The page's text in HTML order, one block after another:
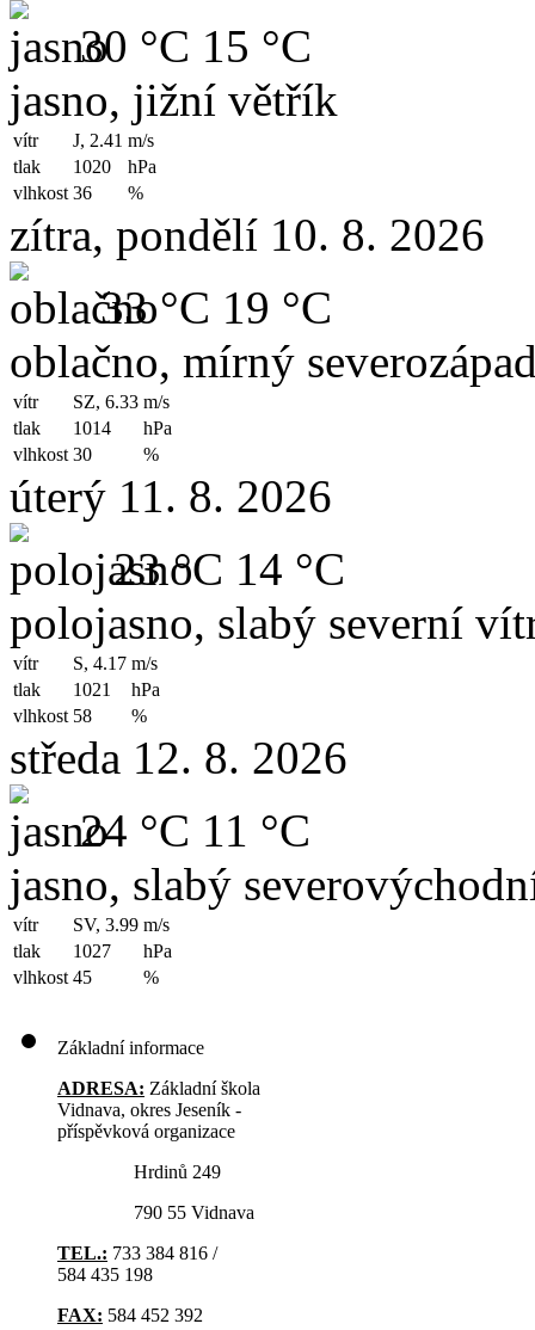
30 °C 15 °C
jasno, jižní větřík
vítr J, 2.41 m/s
tlak
1020
hPa
vlhkost 36 %
zítra, pondělí 10. 8. 2026
33 °C 19 °C
oblačno, mírný
vítr SZ, 6.33 m/s
tlak
1014
hPa
vlhkost 30 %
úterý 11. 8. 2026
23 °C 14 °C
polojasno, slabý severní
vítr S, 4.17 m/s
tlak
1021
hPa
vlhkost 58 %
středa 12. 8. 2026
24 °C 11 °C
jasno, slabý
vítr SV, 3.99 m/s
tlak
1027
hPa
vlhkost 45 %
Základní informace
ADRESA: Základní škola
Vidnava, okres Jeseník -
příspěvková organizace
Hrdinů 249
790 55 Vidnava
TEL.: 733 384 816 /
584 435 198
FAX: 584 452 392